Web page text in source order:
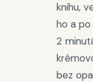
knihu,
ho a
2
bez